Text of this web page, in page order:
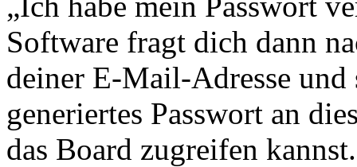
Software fragt dich dann
deiner E-Mail-Adresse und
generiertes Passwort an
das Board zugreifen kannst.